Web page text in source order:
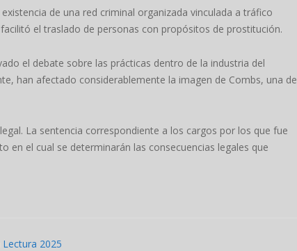
de una red criminal organizada vinculada a tráfico
el traslado de personas con propósitos de prostitución.
el debate sobre las prácticas dentro de la industria del
han afectado considerablemente la imagen de Combs, una de
La sentencia correspondiente a los cargos por los que fue
en el cual se determinarán las consecuencias legales que
Lectura 2025